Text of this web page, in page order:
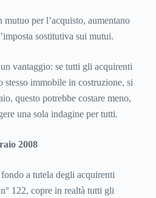
per l’acquisto, aumentano
sostitutiva sui mutui.
vantaggio: se tutti gli acquirenti
stesso immobile in costruzione, si
questo potrebbe costare meno,
una sola indagine per tutti.
2008
a tutela degli acquirenti
122, copre in realtà tutti gli